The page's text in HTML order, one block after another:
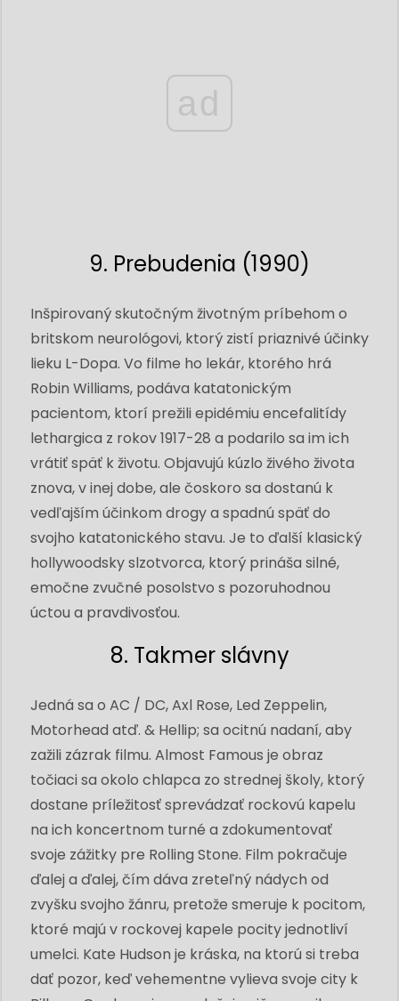
ad
9. Prebudenia (1990)
Inšpirovaný skutočným životným príbehom o
britskom neurológovi, ktorý zistí priaznivé účinky
lieku L-Dopa. Vo filme ho lekár, ktorého hrá
Robin Williams, podáva katatonickým
pacientom, ktorí prežili epidémiu encefalitídy
lethargica z rokov 1917-28 a podarilo sa im ich
vrátiť späť k životu. Objavujú kúzlo živého života
znova, v inej dobe, ale čoskoro sa dostanú k
vedľajším účinkom drogy a spadnú späť do
svojho katatonického stavu. Je to ďalší klasický
hollywoodsky slzotvorca, ktorý prináša silné,
emočne zvučné posolstvo s pozoruhodnou
úctou a pravdivosťou.
8. Takmer slávny
Jedná sa o AC / DC, Axl Rose, Led Zeppelin,
Motorhead atď. & Hellip; sa ocitnú nadaní, aby
zažili zázrak filmu. Almost Famous je obraz
točiaci sa okolo chlapca zo strednej školy, ktorý
dostane príležitosť sprevádzať rockovú kapelu
na ich koncertnom turné a zdokumentovať
svoje zážitky pre Rolling Stone. Film pokračuje
ďalej a ďalej, čím dáva zreteľný nádych od
zvyšku svojho žánru, pretože smeruje k pocitom,
ktoré majú v rockovej kapele pocity jednotliví
umelci. Kate Hudson je kráska, na ktorú si treba
dať pozor, keď vehementne vylieva svoje city k